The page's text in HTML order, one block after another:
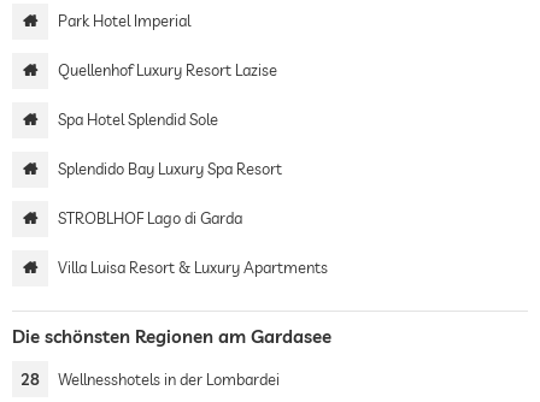
Park Hotel Imperial
Quellenhof Luxury Resort Lazise
Spa Hotel Splendid Sole
Splendido Bay Luxury Spa Resort
STROBLHOF Lago di Garda
Villa Luisa Resort & Luxury Apartments
Die schönsten Regionen am Gardasee
28 Wellnesshotels in der Lombardei